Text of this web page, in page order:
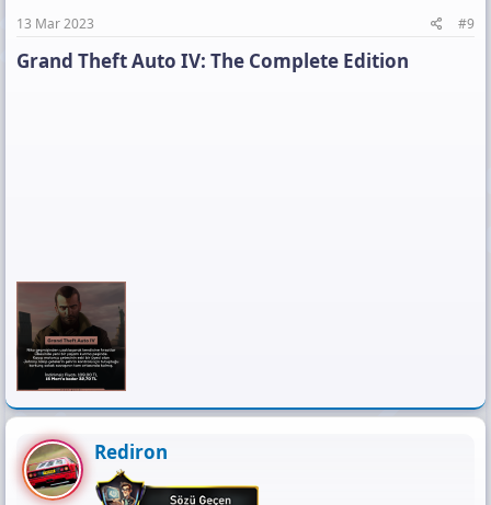
13 Mar 2023 #9
Grand Theft Auto IV: The Complete Edition
Rediron